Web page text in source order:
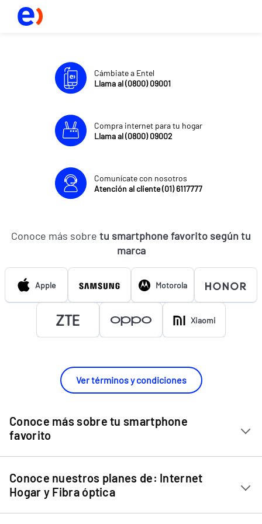
Cámbiate a Entel
Llama al (0800) 09001
Compra internet para tu hogar
Llama al (0800) 09002
Comunícate con nosotros
Atención al cliente (01) 6117777
Conoce más sobre tu smartphone favorito según tu
marca
Apple Motorola
Xiaomi
Ver términos y condiciones
Conoce más sobre tu smartphone
favorito
Chip Entel
Apple iPhone 11
Apple iPhone 12 Mini
Conoce nuestros planes de: Internet
Hogar y Fibra óptica
Internet Hogar